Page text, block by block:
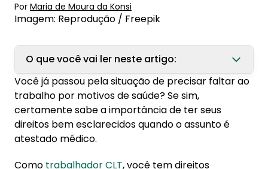
Por Maria de Moura da Konsi
Imagem: Reprodução / Freepik
O que você vai ler neste artigo:
1. Como funciona o atestado médico na CLT?
1.1. Quantos dias são aceitos sem prejuízo no
salário?
1.2. Como entregar corretamente o
Você já passou pela situação de precisar faltar ao
trabalho por motivos de saúde? Se sim,
certamente sabe a importância de ter seus
direitos bem esclarecidos quando o assunto é
atestado médico.
Como trabalhador CLT, você tem direitos